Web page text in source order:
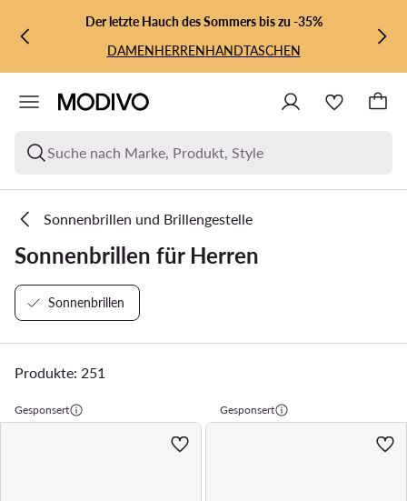
ZUM HAUPTINHALT SPRINGEN
ZUR SUCHEDer letzte Hauch des Sommers bis zu -35%
DAMENHERRENHANDTASCHEN
Suche nach Marke, Produkt, Style
Sonnenbrillen und Brillengestelle
Sonnenbrillen für Herren
Sonnenbrillen
Produkte: 251
Gesponsert Gesponsert